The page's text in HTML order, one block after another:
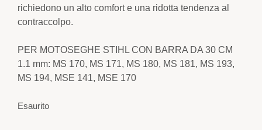
richiedono un alto comfort e una ridotta tendenza al
contraccolpo.
PER MOTOSEGHE STIHL CON BARRA DA 30 CM
1.1 mm: MS 170, MS 171, MS 180, MS 181, MS 193,
MS 194, MSE 141, MSE 170
Esaurito